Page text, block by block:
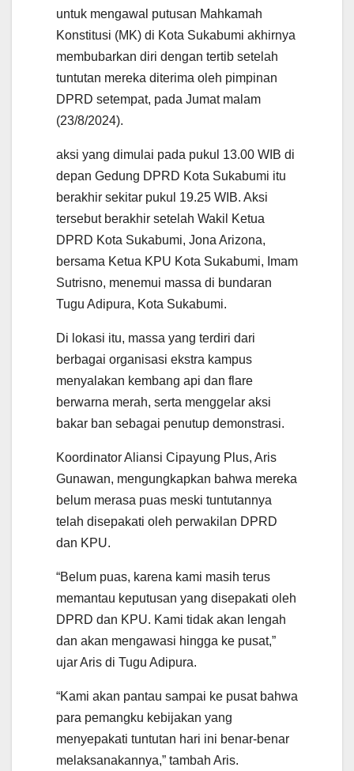
untuk mengawal putusan Mahkamah
Konstitusi (MK) di Kota Sukabumi akhirnya
membubarkan diri dengan tertib setelah
tuntutan mereka diterima oleh pimpinan
DPRD setempat, pada Jumat malam
(23/8/2024).
aksi yang dimulai pada pukul 13.00 WIB di
depan Gedung DPRD Kota Sukabumi itu
berakhir sekitar pukul 19.25 WIB. Aksi
tersebut berakhir setelah Wakil Ketua
DPRD Kota Sukabumi, Jona Arizona,
bersama Ketua KPU Kota Sukabumi, Imam
Sutrisno, menemui massa di bundaran
Tugu Adipura, Kota Sukabumi.
Di lokasi itu, massa yang terdiri dari
berbagai organisasi ekstra kampus
menyalakan kembang api dan flare
berwarna merah, serta menggelar aksi
bakar ban sebagai penutup demonstrasi.
Koordinator Aliansi Cipayung Plus, Aris
Gunawan, mengungkapkan bahwa mereka
belum merasa puas meski tuntutannya
telah disepakati oleh perwakilan DPRD
dan KPU.
“Belum puas, karena kami masih terus
memantau keputusan yang disepakati oleh
DPRD dan KPU. Kami tidak akan lengah
dan akan mengawasi hingga ke pusat,”
ujar Aris di Tugu Adipura.
“Kami akan pantau sampai ke pusat bahwa
para pemangku kebijakan yang
menyepakati tuntutan hari ini benar-benar
melaksanakannya,” tambah Aris.